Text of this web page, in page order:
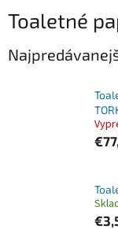
Toaletné